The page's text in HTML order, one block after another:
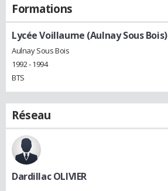
Formations
Lycée Voillaume (Aulnay Sous Bois)
Aulnay Sous Bois
1992 - 1994
BTS
Réseau
Dardillac OLIVIER